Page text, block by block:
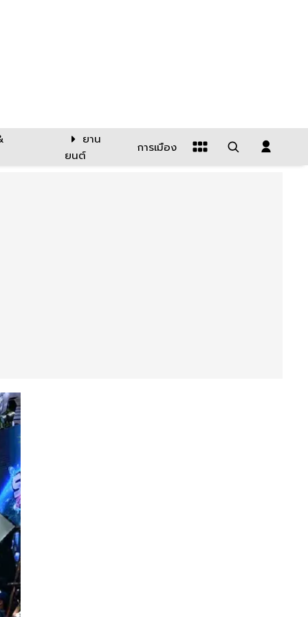
ยาน
ยนต์
การเมือง